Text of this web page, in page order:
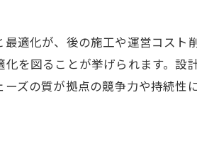
適化が、後の施工や運営コスト
を図ることが挙げられます。設
ズの質が拠点の競争力や持続性